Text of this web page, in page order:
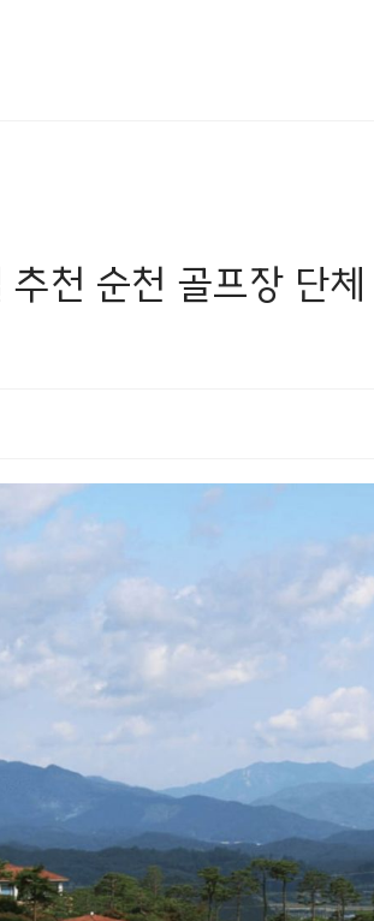
천 순천 골프장 단체